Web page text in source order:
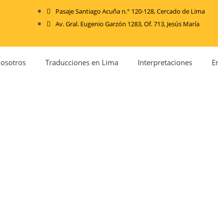
Pasaje Santiago Acuña n.° 120-128, Cercado de Lima
Av. Gral. Eugenio Garzón 1283, Of. 713, Jesús María
Traducciones en Lima Interpretaciones